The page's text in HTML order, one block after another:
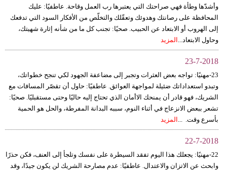
وأشدّها وطأة فهي صراحتك التي يعتبرها رب العمل وقاحة. عاطفيًا: عليك
المحافظة على رصانتك وهدوئك وتعقّلك والتخلّص من الأفكار السود التي تدفعك
إلى الهروب أو الابتعاد عن الحبيب. صحيًا: تجنب كل ما من شأنه إثارة شهيتك،
وحاول الابتعاد... المزيد
23-7-2018
23-مهنيًا: تواجه بعض العثرات وتجبر إلى مضاعفة الجهود لكي تنجح خطواتك،
وتبدو استعداداتك ضئيلة لمواجهة العوائق. عاطفيًا: حاول أن تقصّر المسافات مع
الشريك، فهو قادر أن يمنحك الاأمان الذي تحتاج إليه حاليًا وحتى مستقبليًا. صحيًا:
تشعر ببعض الانزعاج في أثناء النوم، سببه البدانة المفرطة، والحل هو الحمية
بأسرع وقت. ... المزيد
22-7-2018
22-مهنيًا: يجعلك هذا اليوم تفقد السيطرة على نفسك وتلجأ إلى العنف، فكن حذرًا
وابحث عن الاتزان والاعتدال. عاطفيًا: عدم مصارحة الشريك لن يكون جيدًا، وقد